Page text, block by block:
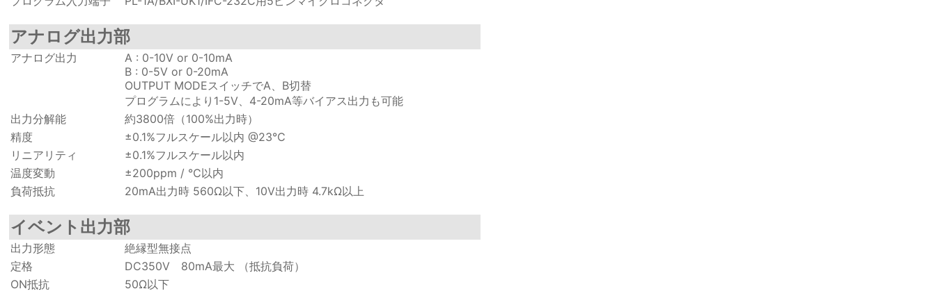
アナログ出力部
アナログ出力
A : 0-10V or 0-10mA
B : 0-5V or 0-20mA
OUTPUT MODEスイッチでA、B切替
プログラムにより1-5V、4-20mA等バイアス出力も可能
出力分解能
約3800倍（100%出力時）
精度
±0.1%フルスケール以内 @23℃
リニアリティ
±0.1%フルスケール以内
温度変動
±200ppm / ℃以内
負荷抵抗
20mA出力時 560Ω以下、10V出力時 4.7kΩ以上
イベント出力部
出力形態
絶縁型無接点
定格
DC350V 80mA最大 （抵抗負荷）
ON抵抗
50Ω以下